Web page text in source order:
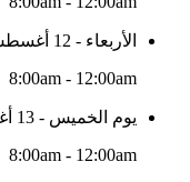
الأربعاء - 12 أغسطس
8:00am - 12:00am
يوم الخميس - 13 أغسطس
8:00am - 12:00am